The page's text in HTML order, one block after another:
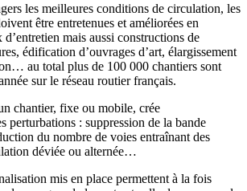
les meilleures conditions de circulation, les
être entretenues et améliorées en
mais aussi constructions de
édification d’ouvrages d’art, élargissement
au total plus de 100 000 chantiers sont
sur le réseau routier français.
chantier, fixe ou mobile, crée
perturbations : suppression de la bande
du nombre de voies entraînant des
déviée ou alternée…
mis en place permettent à la fois